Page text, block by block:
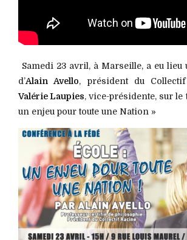
Samedi 23 avril, à Marseille, a eu
d’Alain Avello, président du
Valérie Laupies, vice-présidente, sur le
un enjeu pour toute une Nation »